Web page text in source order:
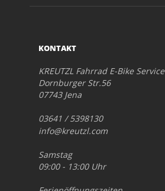
KONTAKT
KREUTZL Fahrrad E-Bike Service
Dornburger Str.56
07743 Jena
03641 / 5398130
info@kreutzl.com
Samstag
09:00 - 13:00 Uhr